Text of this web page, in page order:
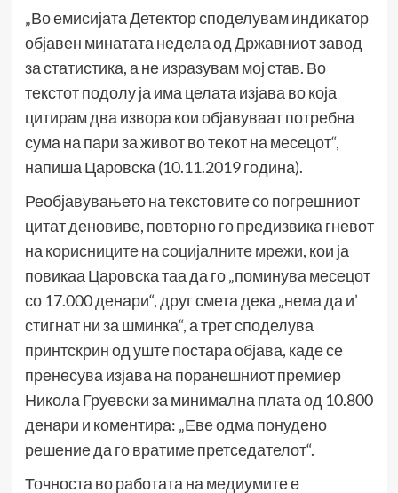
„Во емисијата Детектор споделувам индикатор
објавен минатата недела од Државниот завод
за статистика, а не изразувам мој став. Во
текстот подолу ја има целата изјава во која
цитирам два извора кои објавуваат потребна
сума на пари за живот во текот на месецот“,
напиша Царовска (10.11.2019 година).
Реобјавувањето на текстовите со погрешниот
цитат деновиве, повторно го предизвика гневот
на корисниците на социјалните мрежи, кои ја
повикаа Царовска таа да го „поминува месецот
со 17.000 денари“, друг смета дека „нема да и’
стигнат ни за шминка“, а трет споделува
принтскрин од уште постара објава, каде се
пренесува изјава на поранешниот премиер
Никола Груевски за минимална плата од 10.800
денари и коментира: „Еве одма понудено
решение да го вратиме претседателот“.
Точноста во работата на медиумите е